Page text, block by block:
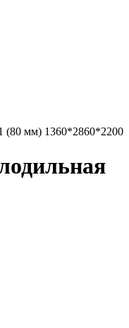
(80 мм) 1360*2860*2200